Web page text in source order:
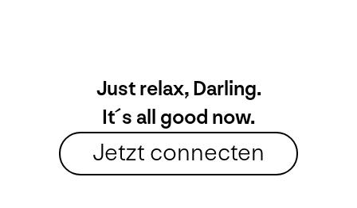
Just relax, Darling.
It´s all good now.
Jetzt connecten